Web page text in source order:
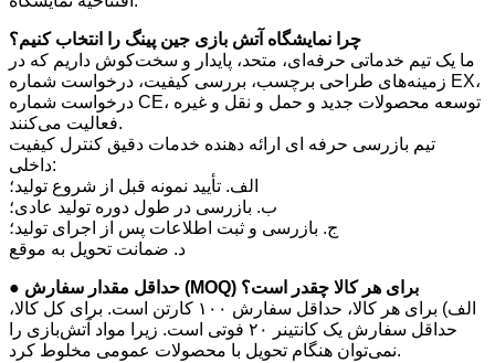
چرا نمایشگاه آتش بازی جین پینگ را انتخاب کنیم؟
ما یک تیم خدماتی حرفه‌ای، متحد، پایدار و سخت‌کوش داریم که در
زمینه‌های طراحی برچسب، بررسی کیفیت، درخواست شماره EX،
درخواست شماره CE، توسعه محصولات جدید و حمل و نقل و غیره
فعالیت می‌کنند.
تیم بازرسی حرفه ای ارائه دهنده خدمات دقیق کنترل کیفیت
داخلی:
الف. تأیید نمونه قبل از شروع تولید؛
ب. بازرسی در طول دوره تولید عادی؛
ج. بازرسی و ثبت اطلاعات پس از اجرای تولید؛
د. ضمانت تحویل به موقع
● حداقل مقدار سفارش (MOQ) برای هر کالا چقدر است؟
الف) برای هر کالا، حداقل سفارش ۱۰۰ کارتن است. برای کل کالا،
حداقل سفارش یک کانتینر ۲۰ فوتی است. زیرا مواد آتش‌بازی را
نمی‌توان هنگام تحویل با محصولات عمومی مخلوط کرد.